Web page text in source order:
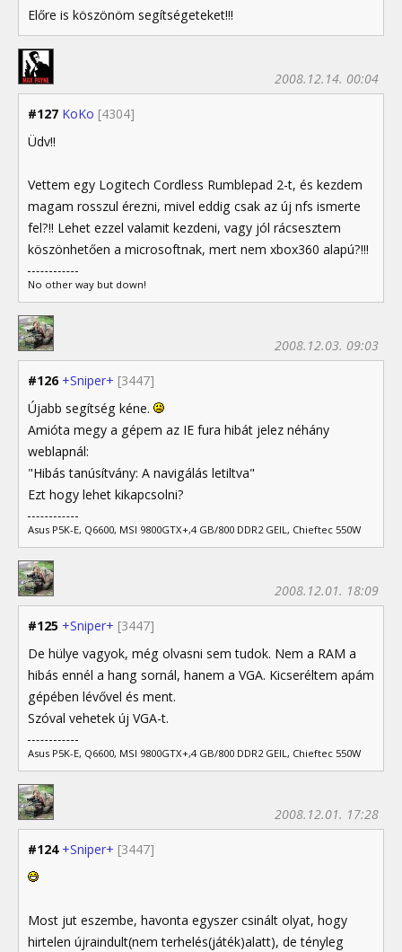
Előre is köszönöm segítségeteket!!!
#127 KoKo [4304]
2008.12.14. 00:04
Üdv!!
Vettem egy Logitech Cordless Rumblepad 2-t, és kezdem
magam rosszul érezni, mivel eddig csak az új nfs ismerte
fel?!! Lehet ezzel valamit kezdeni, vagy jól rácsesztem
köszönhetően a microsoftnak, mert nem xbox360 alapú?!!!
No other way but down!
#126 +Sniper+ [3447]
2008.12.03. 09:03
Újabb segítség kéne.
Amióta megy a gépem az IE fura hibát jelez néhány
weblapnál:
"Hibás tanúsítvány: A navigálás letiltva"
Ezt hogy lehet kikapcsolni?
Asus P5K-E, Q6600, MSI 9800GTX+,4 GB/800 DDR2 GEIL, Chieftec 550W
#125 +Sniper+ [3447]
2008.12.01. 18:09
De hülye vagyok, még olvasni sem tudok. Nem a RAM a
hibás ennél a hang sornál, hanem a VGA. Kicseréltem apám
gépében lévővel és ment.
Szóval vehetek új VGA-t.
Asus P5K-E, Q6600, MSI 9800GTX+,4 GB/800 DDR2 GEIL, Chieftec 550W
#124 +Sniper+ [3447]
2008.12.01. 17:28
Most jut eszembe, havonta egyszer csinált olyat, hogy
hirtelen újraindult(nem terhelés(játék)alatt), de tényleg